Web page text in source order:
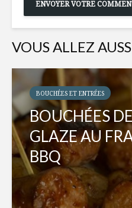
VOUS ALLEZ
BOUCHÉES ET ENTRÉES
BOUCHÉES
GLAZE AU
BBQ